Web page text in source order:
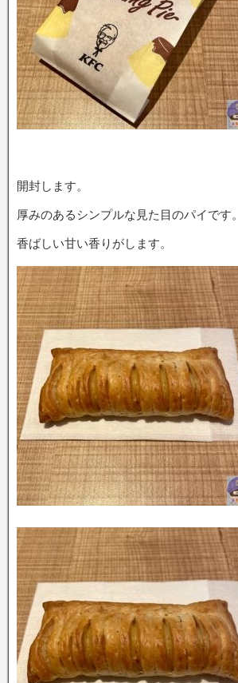
開封します。
厚みのあるシンプルな見た目のパイです。
香ばしい甘い香りがします。